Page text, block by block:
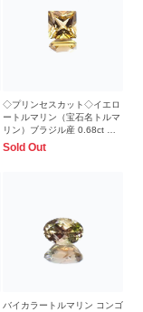
◇プリンセスカット◇イエロ
ートルマリン（宝石名トルマ
リン）ブラジル産 0.68ct 識
別済 5×5mm前後
Sold Out
バイカラートルマリン コンゴ